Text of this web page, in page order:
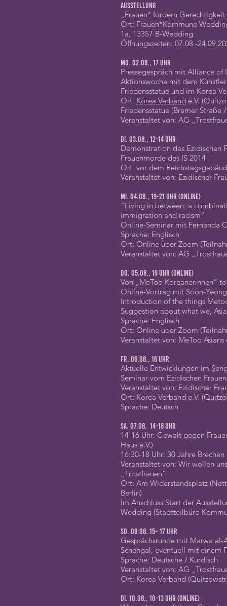
Ausstellung
„Frauen* fordern
Ort: Frauen*Kommune
1a, 13357 B-Wedding
Öffnungszeiten: 07.08.-
Mo. 02.08., 17 Uhr
Pressegespräch mit Alliance
Aktionswoche mit dem
Friedensstatue und im Korea
Ort: Korea Verband e.V.
Friedensstatue (Bremer Straße
Veranstaltet von: AG
Di. 03.08., 12-14 Uhr
Demonstration des Ezidischen
Frauenmorde des IS 2014
Ort: vor dem
Veranstaltet von: Ezidischer
Mi. 04.08., 19-21 Uhr (online)
“Living in between: a
immigration and racism”
Online-Seminar mit Fernanda
Sprache: Englisch
Ort: Online über Zoom
Veranstaltet von: AG
Do. 05.08., 19 Uhr (online)
Von „MeToo Koreanerinnen“
Online-Vortrag mit Soon-
Introduction of the things
Suggestion about what we,
Sprache: Englisch
Ort: Online über Zoom
Veranstaltet von: MeToo Asians
Fr. 06.08., 16 Uhr
Aktuelle Entwicklungen im
Seminar vom Ezidischen
Veranstaltet von: Ezidischer
Ort: Korea Verband e.V.
Sprache: Deutsch
Sa. 07.08. 14-18 Uhr
14-16 Uhr: Gewalt gegen
Haus e.V.)
16:30-18 Uhr: 30 Jahre
Veranstaltet von: Wir wollen
„Trostfrauen“
Ort: Am Widerstandsplatz
Berlin)
Im Anschluss Start der
Wedding (Stadtteilbüro
So. 08.08. 15– 17 Uhr
Gesprächsrunde mit Marwa al-
Schengal, eventuell mit einem
Sprache: Deutsche / Kurdisch
Veranstaltet von: AG
Ort: Korea Verband
Di. 10.08., 10-13 Uhr (online)